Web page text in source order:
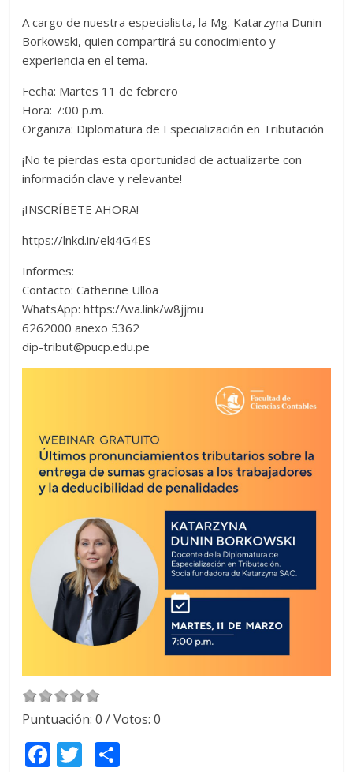
A cargo de nuestra especialista, la Mg. Katarzyna Dunin
Borkowski, quien compartirá su conocimiento y
experiencia en el tema.
Fecha: Martes 11 de febrero
Hora: 7:00 p.m.
Organiza: Diplomatura de Especialización en Tributación
¡No te pierdas esta oportunidad de actualizarte con
información clave y relevante!
¡INSCRÍBETE AHORA!
https://lnkd.in/eki4G4ES
Informes:
Contacto: Catherine Ulloa
WhatsApp: https://wa.link/w8jjmu
6262000 anexo 5362
dip-tribut@pucp.edu.pe
Puntuación:0 / Votos:0
F T